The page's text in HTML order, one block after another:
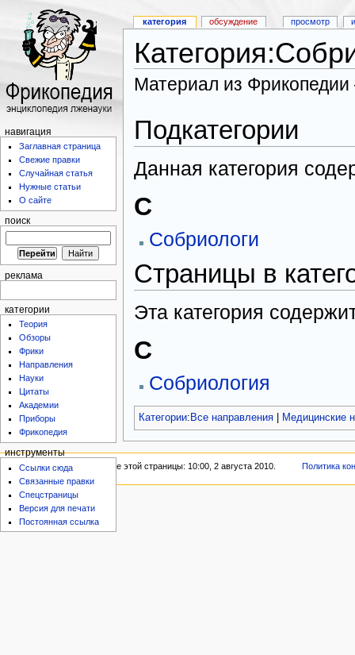
Материал из
Подкатегории
Данная категория
С
Собриологи
Страницы в
Эта категория
С
Собриология
Категории: Все направления| Медицинские
категория обсуждение просмотр
навигация
Заглавная страница
Свежие правки
Случайная статья
Нужные статьи
О сайте
поиск
реклама
категории
Теория
Обзоры
Фрики
Направления
Науки
Цитаты
Академии
Приборы
Фрикопедия
инструменты
Ссылки сюда
Связанные правки
Спецстраницы
Версия для печати
Постоянная ссылка
Последнее изменение этой страницы: 10:00, 2 августа 2010. Политика